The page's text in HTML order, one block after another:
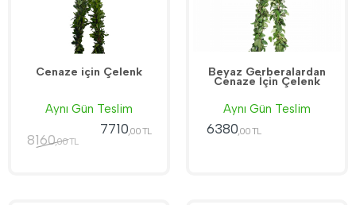
Cenaze için Çelenk
Aynı Gün Teslim
8160,00 TL
7710,00 TL
Beyaz Gerberalardan
Cenaze İçin Çelenk
Aynı Gün Teslim
6380,00 TL